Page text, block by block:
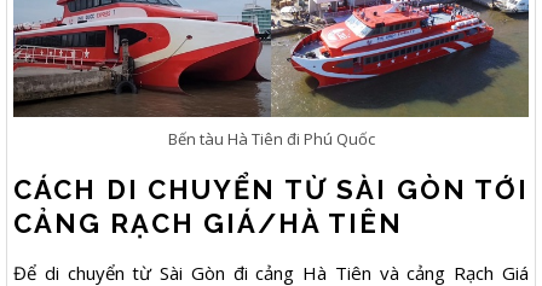
Bến tàu Hà Tiên đi Phú Quốc
CÁCH DI CHUYỂN TỪ SÀI GÒN TỚI
CẢNG RẠCH GIÁ/HÀ TIÊN
Để di chuyển từ Sài Gòn đi cảng Hà Tiên và cảng Rạch Giá